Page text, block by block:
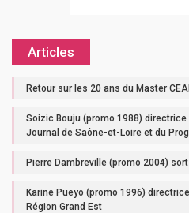
Articles
Retour sur les 20 ans du Master
Soizic Bouju (promo 1988)
Journal de Saône-et-Loire et du
Pierre Dambreville (promo 2004)
Karine Pueyo (promo 1996)
Région Grand Est